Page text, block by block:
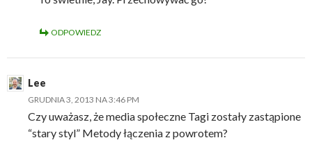
ODPOWIEDZ
Lee
GRUDNIA 3, 2013 NA 3:46 PM
Czy uważasz, że media społeczne Tagi zostały zastąpione
“stary styl” Metody łączenia z powrotem?